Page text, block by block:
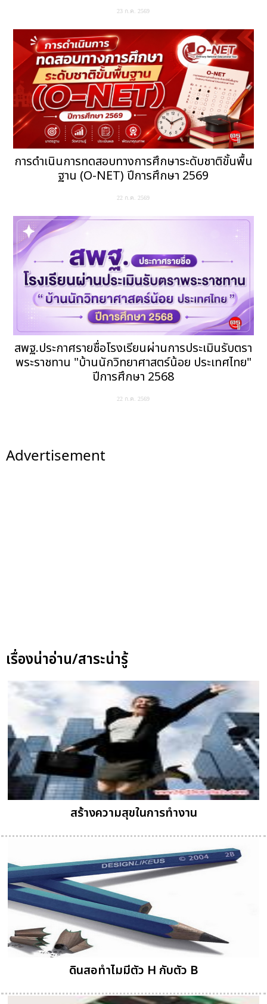
23 ก.ค. 2569
การดำเนินการทดสอบทางการศึกษาระดับชาติขั้นพื้น
ฐาน (O-NET) ปีการศึกษา 2569
22 ก.ค. 2569
สพฐ.ประกาศรายชื่อโรงเรียนผ่านการประเมินรับตรา
พระราชทาน "บ้านนักวิทยาศาสตร์น้อย ประเทศไทย"
ปีการศึกษา 2568
22 ก.ค. 2569
Advertisement
เรื่องน่าอ่าน/สาระน่ารู้
สร้างความสุขในการทำงาน
ดินสอทำไมมีตัว H กับตัว B